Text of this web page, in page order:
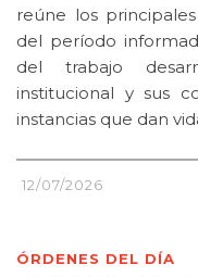
reúne los
del período
del trabajo
institucional y sus
instancias que dan
12/07/2026
ÓRDENES DEL DÍA